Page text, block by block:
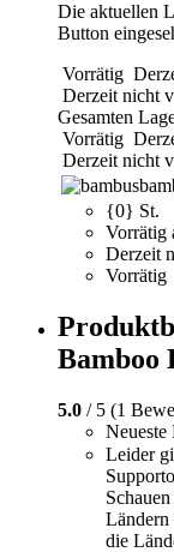
Die aktuellen
Button
Vorrätig
Derzeit nicht
Gesamten
Vorrätig
Derzeit nicht
{0} St.
Vorrätig
Derzeit
Vorrätig
Bamboo
5.0 / 5 (1
Neueste
Leider
Ländern
die